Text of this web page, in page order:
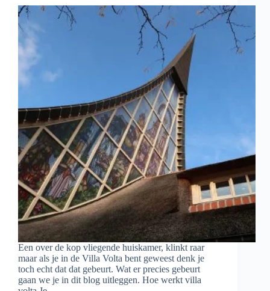
Een over de kop vliegende huiskamer, klinkt raar
maar als je in de Villa Volta bent geweest denk je
toch echt dat dat gebeurt. Wat er precies gebeurt
gaan we je in dit blog uitleggen. Hoe werkt villa